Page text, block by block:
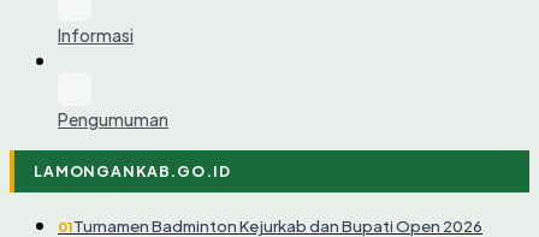
Informasi
Pengumuman
LAMONGANKAB.GO.ID
01Turnamen Badminton Kejurkab dan Bupati Open 2026